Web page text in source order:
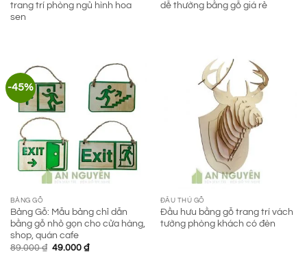
trang trí phòng ngủ hình hoa
sen
dễ thường bằng gỗ giá rẻ
-45%
BẢNG GỖ
Bảng Gỗ: Mẫu bảng chỉ dẫn
bằng gỗ nhỏ gọn cho cửa hàng,
shop, quán cafe
89.000₫ Giá
49.000 ₫Giá
ĐẦU THÚ GỖ
Đầu hưu bằng gỗ trang trí vách
tường phòng khách có đèn